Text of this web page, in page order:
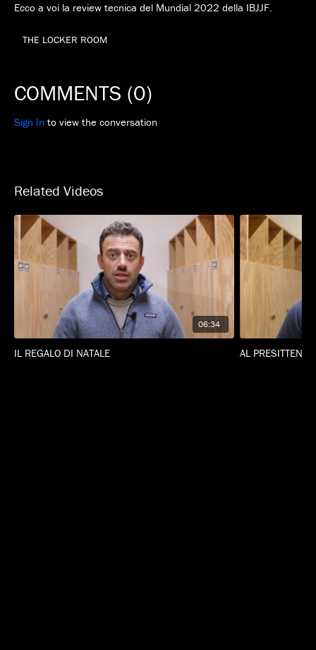
Ecco a voi la review tecnica del Mundial 2022 della IBJJF.
THE LOCKER ROOM
COMMENTS (0)
Sign In to view the conversation
Related Videos
06:34
IL REGALO DI NATALE AL PRESITTENTE